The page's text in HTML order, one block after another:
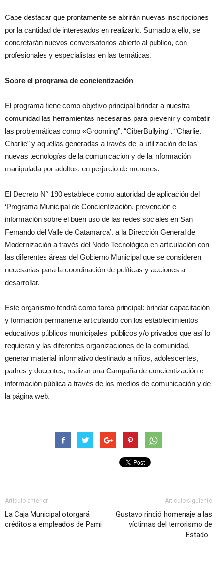
Cabe destacar que prontamente se abrirán nuevas inscripciones
por la cantidad de interesados en realizarlo. Sumado a ello, se
concretarán nuevos conversatorios abierto al público, con
profesionales y especialistas en las temáticas.
Sobre el programa de concientización
El programa tiene como objetivo principal brindar a nuestra
comunidad las herramientas necesarias para prevenir y combatir
las problemáticas como «Grooming”, “CiberBullying“, “Charlie,
Charlie” y aquellas generadas a través de la utilización de las
nuevas tecnologías de la comunicación y de la información
manipulada por adultos, en perjuicio de menores.
El Decreto N° 190 establece como autoridad de aplicación del
‘Programa Municipal de Concientización, prevención e
información sobre el buen uso de las redes sociales en San
Fernando del Valle de Catamarca’, a la Dirección General de
Modernización a través del Nodo Tecnológico en articulación con
las diferentes áreas del Gobierno Municipal que se consideren
necesarias para la coordinación de políticas y acciones a
desarrollar.
Este organismo tendrá como tarea principal: brindar capacitación
y formación permanente articulando con los establecimientos
educativos públicos municipales, públicos y/o privados que así lo
requieran y las diferentes organizaciones de la comunidad,
generar material informativo destinado a niños, adolescentes,
padres y docentes; realizar una Campaña de concientización e
información pública a través de los medios de comunicación y de
la página web.
Artículo anterior
La Caja Municipal otorgará
créditos a empleados de Pami
Artículo siguiente
Gustavo rindió homenaje a las
víctimas del terrorismo de
Estado